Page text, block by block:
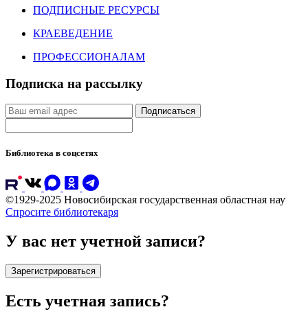
ПОДПИСНЫЕ РЕСУРСЫ
КРАЕВЕДЕНИЕ
ПРОФЕССИОНАЛАМ
Подписка на рассылку
Подписаться
Библиотека в соцсетях
©1929-2025 Новосибирская государственная областная
Спросите библиотекаря
У вас нет учетной записи?
Зарегистрироваться
Есть учетная запись?